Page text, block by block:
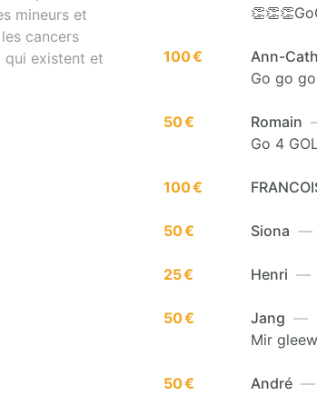
mineurs et
cancers
qui existent et
100 € Ann-
Go go
50 € Romain
Go 4
100 €
50 € Siona —
25 € Henri —
50 € Jang —
Mir
50 € André —